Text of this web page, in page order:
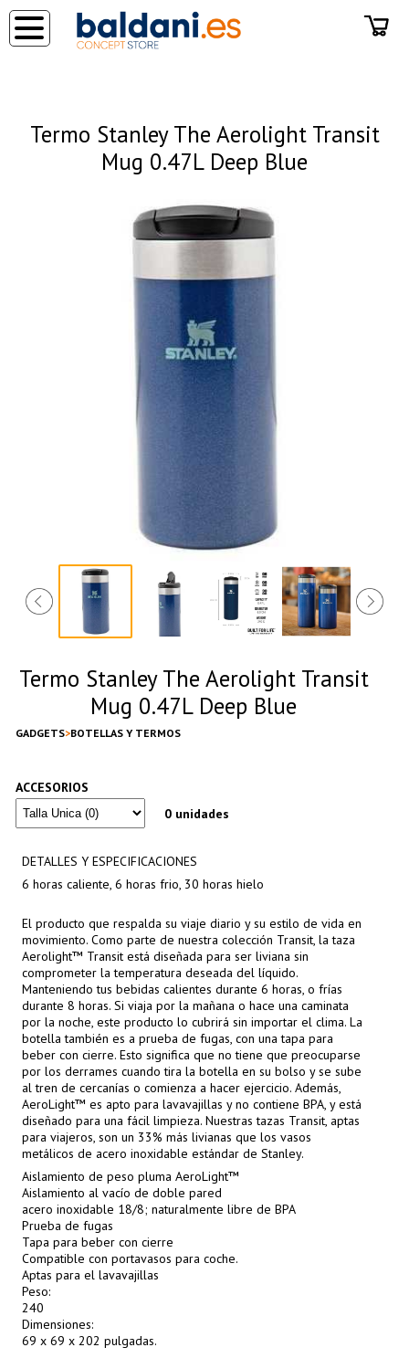
Termo Stanley The Aerolight Transit
Mug 0.47L Deep Blue
Termo Stanley The Aerolight Transit
Mug 0.47L Deep Blue
GADGETS BOTELLAS Y TERMOS
ACCESORIOS
0 unidades
DETALLES Y ESPECIFICACIONES
6 horas caliente, 6 horas frio, 30 horas hielo
El producto que respalda su viaje diario y su estilo de vida en
movimiento. Como parte de nuestra colección Transit, la taza
Aerolight™ Transit está diseñada para ser liviana sin
comprometer la temperatura deseada del líquido.
Manteniendo tus bebidas calientes durante 6 horas, o frías
durante 8 horas. Si viaja por la mañana o hace una caminata
por la noche, este producto lo cubrirá sin importar el clima. La
botella también es a prueba de fugas, con una tapa para
beber con cierre. Esto significa que no tiene que preocuparse
por los derrames cuando tira la botella en su bolso y se sube
al tren de cercanías o comienza a hacer ejercicio. Además,
AeroLight™ es apto para lavavajillas y no contiene BPA, y está
diseñado para una fácil limpieza. Nuestras tazas Transit, aptas
para viajeros, son un 33% más livianas que los vasos
metálicos de acero inoxidable estándar de Stanley.
Aislamiento de peso pluma AeroLight™
Aislamiento al vacío de doble pared
acero inoxidable 18/8; naturalmente libre de BPA
Prueba de fugas
Tapa para beber con cierre
Compatible con portavasos para coche.
Aptas para el lavavajillas
Peso:
240
Dimensiones:
69 x 69 x 202 pulgadas.